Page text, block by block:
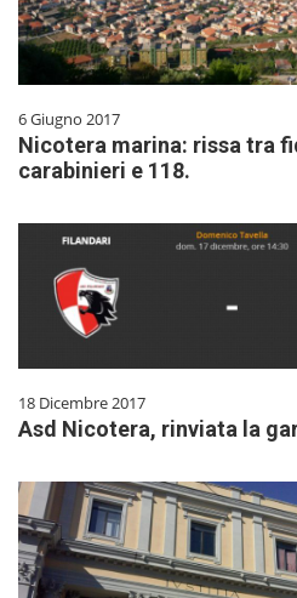
6 Giugno 2017
Nicotera marina: rissa tra
carabinieri e 118.
18 Dicembre 2017
Asd Nicotera, rinviata la